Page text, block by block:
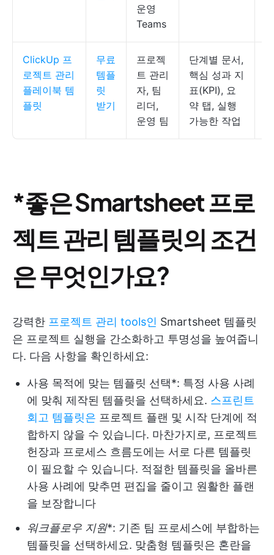
운영
Teams
ClickUp 프
로젝트 관리
플레이북 템
플릿
무료
템플
릿
받기
프로젝
트 관리
자, 팀
리더,
운영 팀
단계별 문서,
핵심 성과 지
표(KPI), 요
약 탭, 실행
가능한 작업
*좋은 Smartsheet 프로
젝트 관리 템플릿의 조건
은 무엇인가요?
강력한 프로젝트 관리 tools인 Smartsheet 템플릿
은 프로젝트 실행을 간소화하고 투명성을 높여줍니
다. 다음 사항을 확인하세요:
사용 목적에 맞는 템플릿 선택*: 특정 사용 사례
에 맞춰 제작된 템플릿을 선택하세요. 스프린트
회고 템플릿은 프로젝트 플랜 및 시작 단계에 적
합하지 않을 수 있습니다. 마찬가지로, 프로젝트
헌장과 프로세스 흐름도에는 서로 다른 템플릿
이 필요할 수 있습니다. 적절한 템플릿을 올바른
사용 사례에 맞추면 편집을 줄이고 원활한 플랜
을 보장합니다
워크플로우 지원*: 기존 팀 프로세스에 부합하는
템플릿을 선택하세요. 맞춤형 템플릿은 혼란을